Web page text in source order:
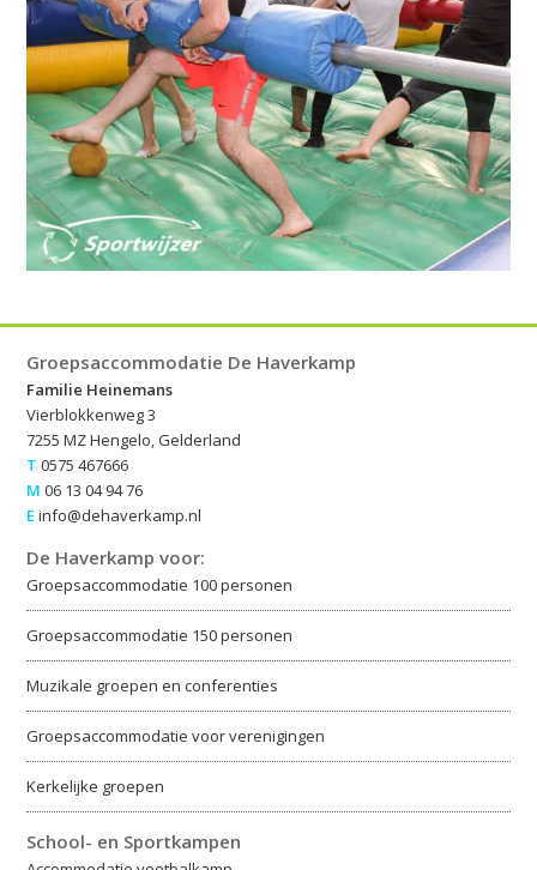
Groepsaccommodatie De Haverkamp
Familie Heinemans
Vierblokkenweg 3
7255 MZ Hengelo, Gelderland
T 0575 467666
M 06 13 04 94 76
Einfo@dehaverkamp.nl
De Haverkamp voor:
Groepsaccommodatie 100 personen
Groepsaccommodatie 150 personen
Muzikale groepen en conferenties
Groepsaccommodatie voor verenigingen
Kerkelijke groepen
School- en Sportkampen